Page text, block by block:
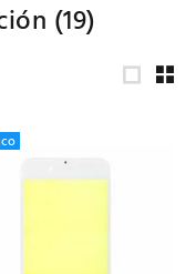
(19)